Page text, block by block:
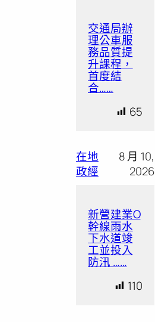
交通局辦
理公車服
務品質提
升課程，
首度結
合……
65
在地
政經
8 月 10,
2026
新營建業O
幹線雨水
下水道竣
工並投入
防汛 ……
110